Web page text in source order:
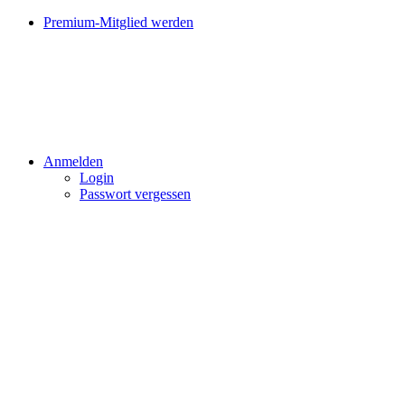
Premium-Mitglied werden
Anmelden
Login
Passwort vergessen